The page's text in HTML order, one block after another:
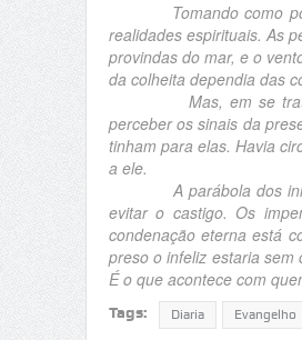
Tomando como
realidades espirituais. As
provindas do mar, e o
da colheita dependia das
Mas, em se tratando
perceber os sinais da
tinham para elas. Havia
a ele.
A parábola dos
evitar o castigo. Os
condenação eterna está
preso o infeliz estaria
É o que acontece com
Tags: Diaria Evangelho